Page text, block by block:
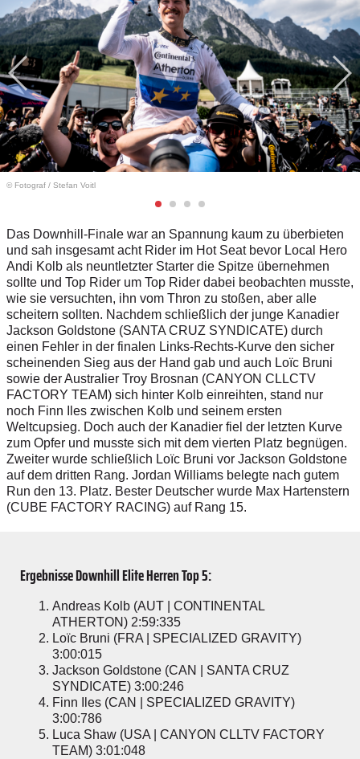
© Fotograf / Stefan Voitl
Das Downhill-Finale war an Spannung kaum zu überbieten
und sah insgesamt acht Rider im Hot Seat bevor Local Hero
Andi Kolb als neuntletzter Starter die Spitze übernehmen
sollte und Top Rider um Top Rider dabei beobachten musste,
wie sie versuchten, ihn vom Thron zu stoßen, aber alle
scheitern sollten. Nachdem schließlich der junge Kanadier
Jackson Goldstone (SANTA CRUZ SYNDICATE) durch
einen Fehler in der finalen Links-Rechts-Kurve den sicher
scheinenden Sieg aus der Hand gab und auch Loïc Bruni
sowie der Australier Troy Brosnan (CANYON CLLCTV
FACTORY TEAM) sich hinter Kolb einreihten, stand nur
noch Finn Iles zwischen Kolb und seinem ersten
Weltcupsieg. Doch auch der Kanadier fiel der letzten Kurve
zum Opfer und musste sich mit dem vierten Platz begnügen.
Zweiter wurde schließlich Loïc Bruni vor Jackson Goldstone
auf dem dritten Rang. Jordan Williams belegte nach gutem
Run den 13. Platz. Bester Deutscher wurde Max Hartenstern
(CUBE FACTORY RACING) auf Rang 15.
Ergebnisse Downhill Elite Herren Top 5:
Andreas Kolb (AUT | CONTINENTAL
ATHERTON) 2:59:335
Loïc Bruni (FRA | SPECIALIZED GRAVITY)
3:00:015
Jackson Goldstone (CAN | SANTA CRUZ
SYNDICATE) 3:00:246
Finn Iles (CAN | SPECIALIZED GRAVITY)
3:00:786
Luca Shaw (USA | CANYON CLLTV FACTORY
TEAM) 3:01:048